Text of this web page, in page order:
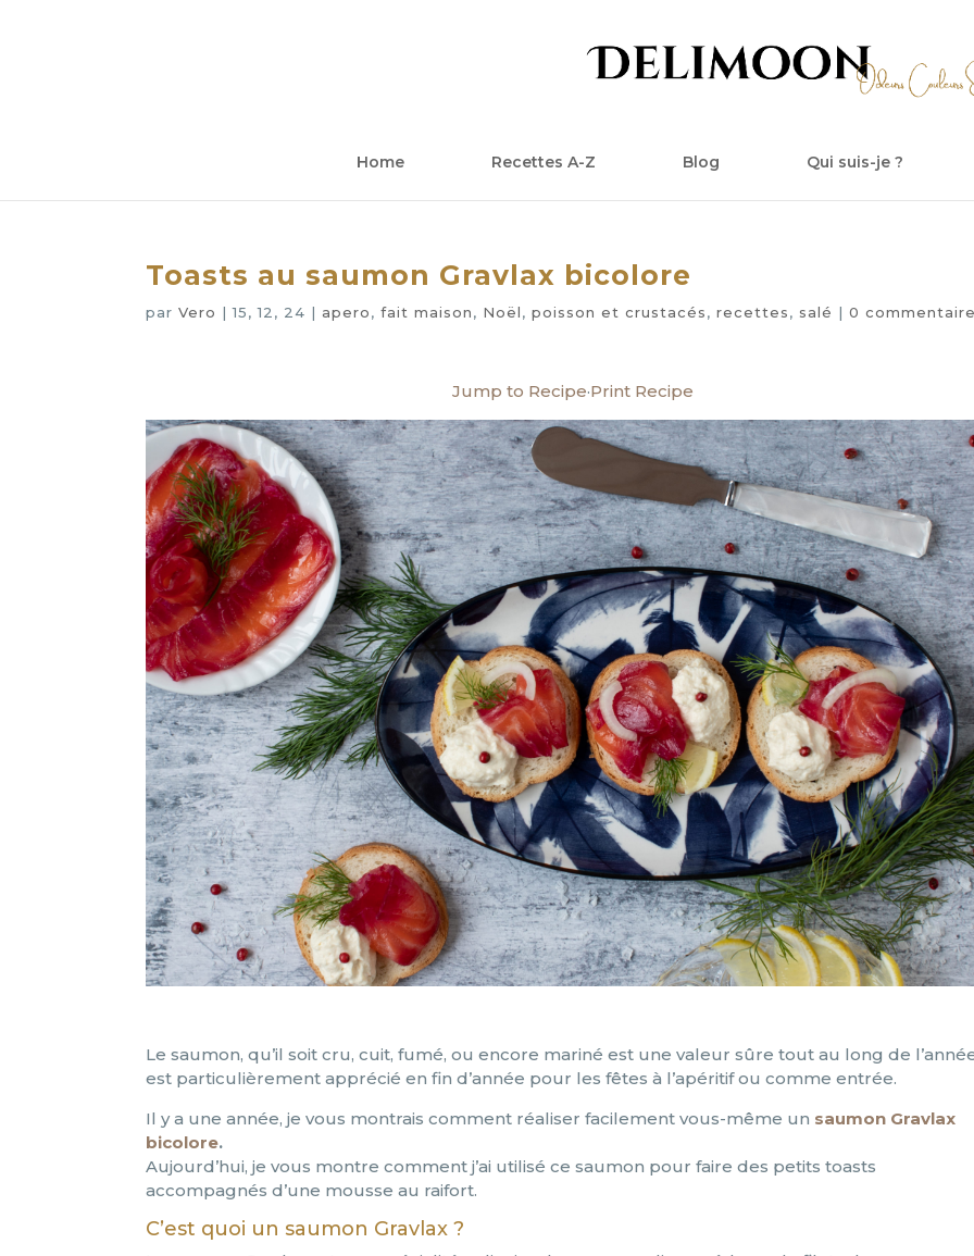
Home Recettes A-Z Blog Qui suis-je ?
Toasts au saumon Gravlax bicolore
parVero |15, 12, 24 | apero,fait maison, Noël,poisson et crustacés,recettes, salé |0
Jump to Recipe·Print Recipe
Le saumon, qu’il soit cru, cuit, fumé, ou encore mariné est une valeur sûre tout au long de
est particulièrement apprécié en fin d’année pour les fêtes à l’apéritif ou comme entrée.
Il y a une année, je vous montrais comment réaliser facilement vous-même un saumon Gravlax
bicolore.
Aujourd’hui, je vous montre comment j’ai utilisé ce saumon pour faire des petits toasts
accompagnés d’une mousse au raifort.
C’est quoi un saumon Gravlax ?